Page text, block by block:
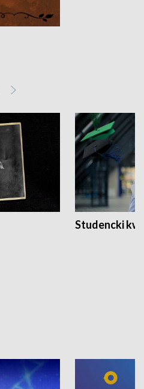
Studencki